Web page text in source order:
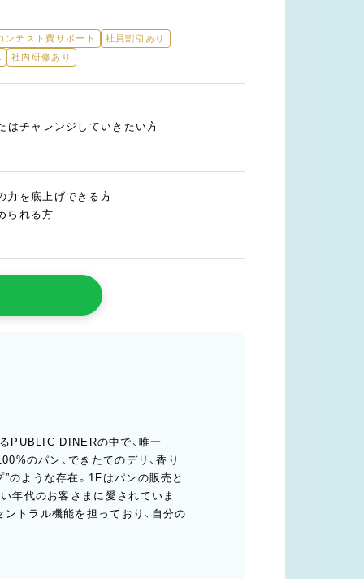
ンテスト費サポート
社員割引あり
社内研修あり
はチャレンジしていきたい方
力を底上げできる方
られる方
るPUBLIC DINERの中で、唯一
のパン、できたてのデリ、香り
のような存在。1Fはパンの販売と
年代のお客さまに愛されていま
トラル機能を担っており、自分の